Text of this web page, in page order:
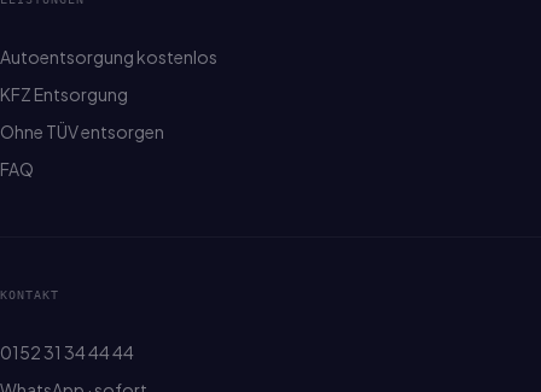
Autoentsorgung kostenlos
KFZ Entsorgung
Ohne TÜV entsorgen
FAQ
KONTAKT
0152 31 34 44 44